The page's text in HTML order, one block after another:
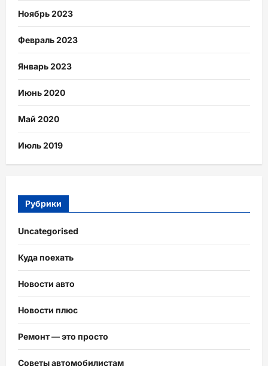
Ноябрь 2023
Февраль 2023
Январь 2023
Июнь 2020
Май 2020
Июль 2019
Рубрики
Uncategorised
Куда поехать
Новости авто
Новости плюс
Ремонт — это просто
Советы автомобилистам